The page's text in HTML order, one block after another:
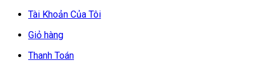
Tài Khoản Của Tôi
Giỏ hàng
Thanh Toán